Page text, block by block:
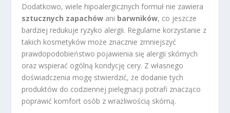
Dodatkowo, wiele hipoalergicznych formuł nie zawiera
sztucznych zapachów ani barwników, co jeszcze
bardziej redukuje ryzyko alergii. Regularne korzystanie z
takich kosmetyków może znacznie zmniejszyć
prawdopodobieństwo pojawienia się alergii skórnych
oraz wspierać ogólną kondycję cery. Z własnego
doświadczenia mogę stwierdzić, że dodanie tych
produktów do codziennej pielęgnacji potrafi znacząco
poprawić komfort osób z wrażliwością skórną.